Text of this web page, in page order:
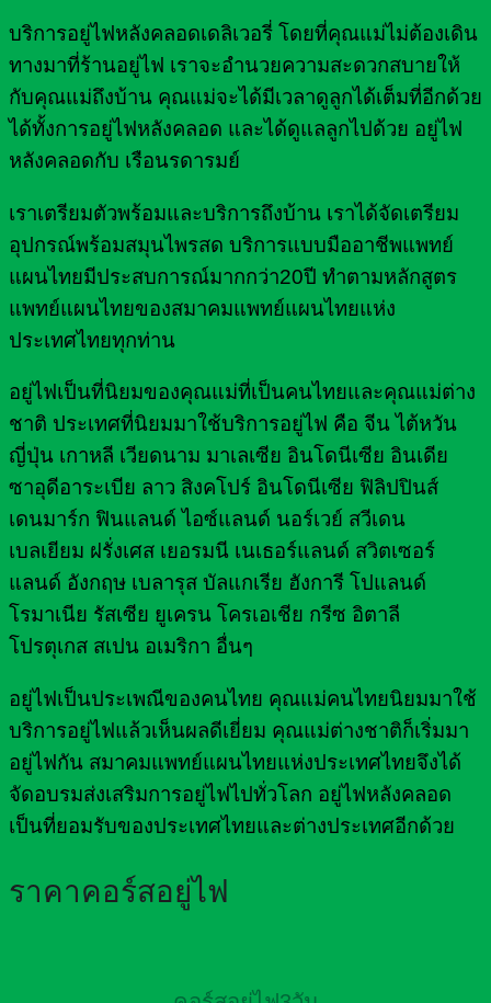
บริการอยู่ไฟหลังคลอดเดลิเวอรี่ โดยที่คุณแม่ไม่ต้องเดิน
ทางมาที่ร้านอยู่ไฟ เราจะอำนวยความสะดวกสบายให้
กับคุณแม่ถึงบ้าน คุณแม่จะได้มีเวลาดูลูกได้เต็มที่อีกด้วย
ได้ทั้งการอยู่ไฟหลังคลอด และได้ดูแลลูกไปด้วย อยู่ไฟ
หลังคลอดกับ เรือนรดารมย์
เราเตรียมตัวพร้อมและบริการถึงบ้าน เราได้จัดเตรียม
อุปกรณ์พร้อมสมุนไพรสด บริการแบบมืออาชีพแพทย์
แผนไทยมีประสบการณ์มากกว่า20ปี ทำตามหลักสูตร
แพทย์แผนไทยของสมาคมแพทย์แผนไทยแห่ง
ประเทศไทยทุกท่าน
อยู่ไฟเป็นที่นิยมของคุณแม่ที่เป็นคนไทยและคุณแม่ต่าง
ชาติ ประเทศที่นิยมมาใช้บริการอยู่ไฟ คือ จีน ไต้หวัน
ญี่ปุ่น เกาหลี เวียดนาม มาเลเซีย อินโดนีเซีย อินเดีย
ซาอุดีอาระเบีย ลาว สิงคโปร์ อินโดนีเซีย ฟิลิปปินส์
เดนมาร์ก ฟินแลนด์ ไอซ์แลนด์ นอร์เวย์ สวีเดน
เบลเยียม ฝรั่งเศส เยอรมนี เนเธอร์แลนด์ สวิตเซอร์
แลนด์ อังกฤษ เบลารุส บัลแกเรีย ฮังการี โปแลนด์
โรมาเนีย รัสเซีย ยูเครน โครเอเชีย กรีซ อิตาลี
โปรตุเกส สเปน อเมริกา อื่นๆ
อยู่ไฟเป็นประเพณีของคนไทย คุณแม่คนไทยนิยมมาใช้
บริการอยู่ไฟแล้วเห็นผลดีเยี่ยม คุณแม่ต่างชาติก็เริ่มมา
อยู่ไฟกัน สมาคมแพทย์แผนไทยแห่งประเทศไทยจึงได้
จัดอบรมส่งเสริมการอยู่ไฟไปทั่วโลก อยู่ไฟหลังคลอด
เป็นที่ยอมรับของประเทศไทยและต่างประเทศอีกด้วย
ราคาคอร์สอยู่ไฟ